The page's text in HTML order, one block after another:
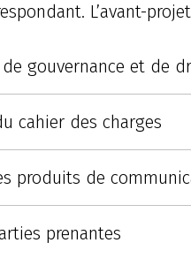
L’avant-
gouvernance et de
cahier des charges
produits de
prenantes